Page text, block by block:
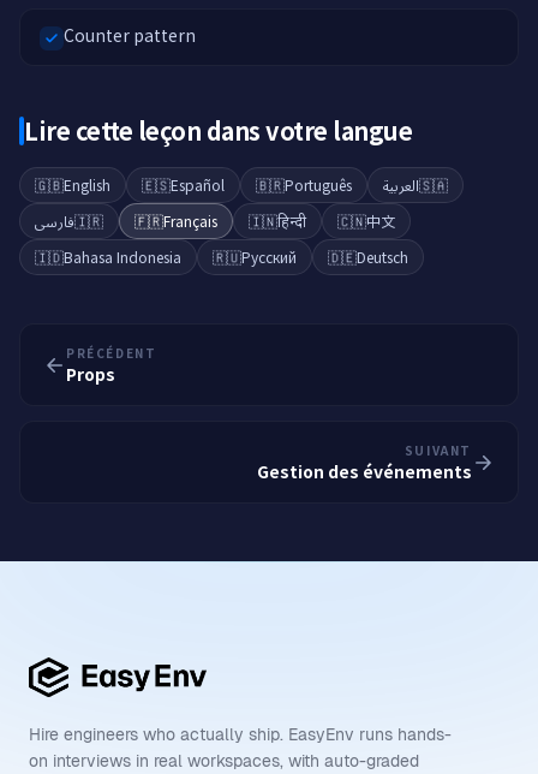
Counter pattern
Lire cette leçon dans votre langue
🇬🇧English 🇪🇸Español 🇧🇷Português 🇸🇦العربية
🇮🇷فارسی 🇫🇷Français 🇮🇳हिन्दी 🇨🇳中文
🇮🇩Bahasa Indonesia 🇷🇺Русский 🇩🇪Deutsch
PRÉCÉDENT
Props
SUIVANT
Gestion des événements
Hire engineers who actually ship. EasyEnv runs hands-
on interviews in real workspaces, with auto-graded